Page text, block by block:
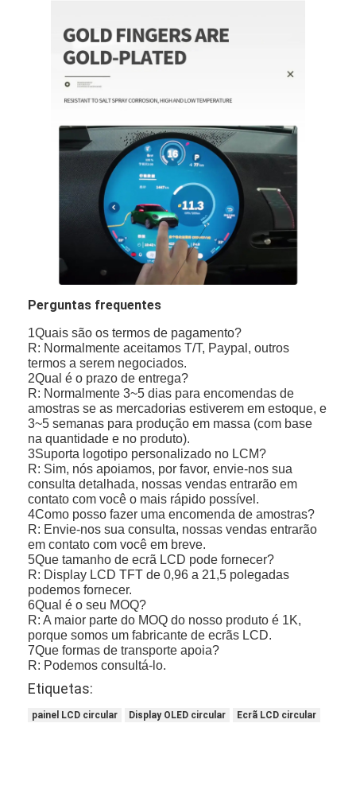
Perguntas frequentes
1Quais são os termos de pagamento?
R: Normalmente aceitamos T/T, Paypal, outros
termos a serem negociados.
2Qual é o prazo de entrega?
R: Normalmente 3~5 dias para encomendas de
amostras se as mercadorias estiverem em estoque, e
3~5 semanas para produção em massa (com base
na quantidade e no produto).
3Suporta logotipo personalizado no LCM?
R: Sim, nós apoiamos, por favor, envie-nos sua
consulta detalhada, nossas vendas entrarão em
contato com você o mais rápido possível.
4Como posso fazer uma encomenda de amostras?
R: Envie-nos sua consulta, nossas vendas entrarão
em contato com você em breve.
5Que tamanho de ecrã LCD pode fornecer?
R: Display LCD TFT de 0,96 a 21,5 polegadas
podemos fornecer.
6Qual é o seu MOQ?
R: A maior parte do MOQ do nosso produto é 1K,
porque somos um fabricante de ecrãs LCD.
7Que formas de transporte apoia?
R: Podemos consultá-lo.
Etiquetas:
painel LCD circular Display OLED circular Ecrã LCD circular